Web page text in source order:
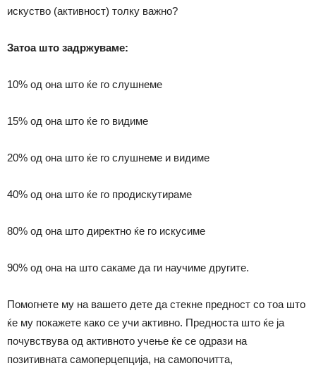
искуство (активност) толку важно?
Затоа што задржуваме:
10% од она што ќе го слушнеме
15% oд она што ќе го видиме
20% од она што ќе го слушнеме и видиме
40% од она што ќе го продискутираме
80% oд она што директно ќе го искусиме
90% од она на што сакаме да ги научиме другите.
Помогнете му на вашето дете да стекне предност со тоа што
ќе му покажете како се учи активно. Предноста што ќе ја
почувствува од активното учење ќе се одрази на
позитивната самоперцепција, на самопочитта,